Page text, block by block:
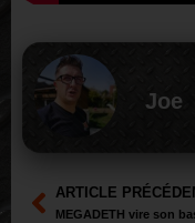
Joe
ARTICLE
MEGADETH vire son